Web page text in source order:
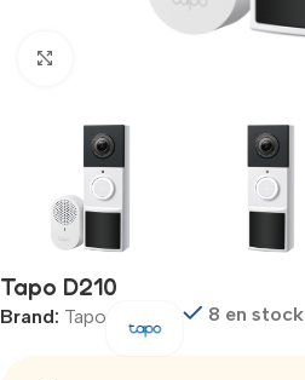
Tapo D210
Brand: Tapo 8 en stock